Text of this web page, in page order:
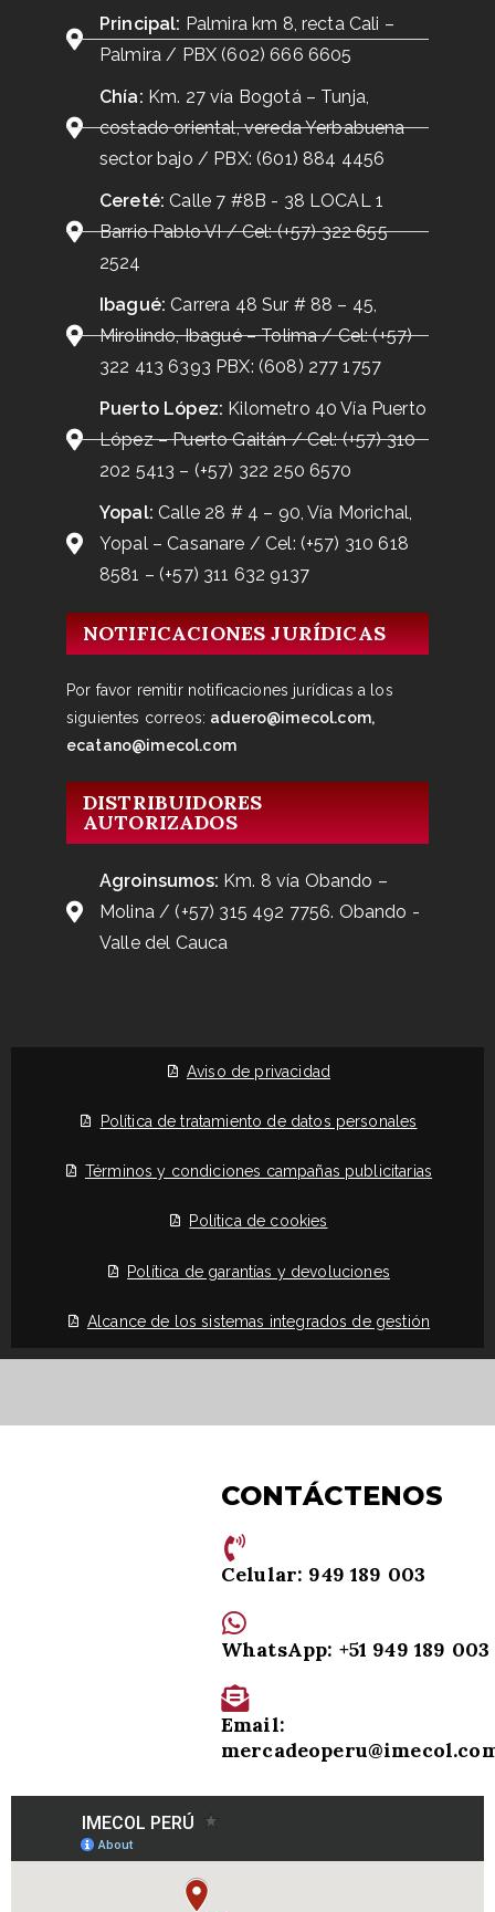
Principal: Palmira km 8, recta Cali –
Palmira / PBX (602) 666 6605
Chía: Km. 27 vía Bogotá – Tunja,
costado oriental, vereda Yerbabuena
sector bajo / PBX: (601) 884 4456
Cereté: Calle 7 #8B - 38 LOCAL 1
Barrio Pablo VI / Cel: (+57) 322 655
2524
Ibagué: Carrera 48 Sur # 88 – 45,
Mirolindo, Ibagué – Tolima / Cel: (+57)
322 413 6393 PBX: (608) 277 1757
Puerto López: Kilometro 40 Vía Puerto
López – Puerto Gaitán / Cel: (+57) 310
202 5413 – (+57) 322 250 6570
Yopal: Calle 28 # 4 – 90, Vía Morichal,
Yopal – Casanare / Cel: (+57) 310 618
8581 – (+57) 311 632 9137
NOTIFICACIONES JURÍDICAS
Por favor remitir notificaciones jurídicas a los
siguientes correos: aduero@imecol.com,
ecatano@imecol.com
DISTRIBUIDORES
AUTORIZADOS
Agroinsumos: Km. 8 vía Obando –
Molina / (+57) 315 492 7756. Obando -
Valle del Cauca
Aviso de privacidad
Política de tratamiento de datos personales
Términos y condiciones campañas publicitarias
Política de cookies
Política de garantías y devoluciones
Alcance de los sistemas integrados de gestión
CONTÁCTENOS
Celular: 949 189 003
WhatsApp: +51 949 189 003
Email: